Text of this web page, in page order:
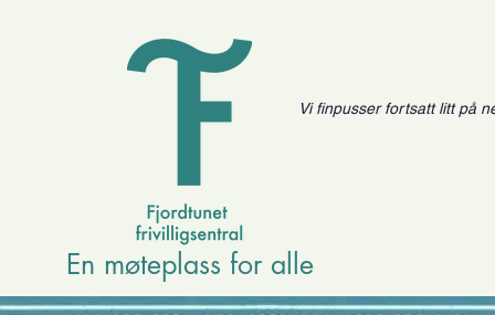
Vi finpusser fortsatt litt på
En møteplass for alle